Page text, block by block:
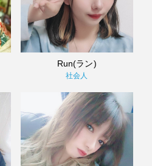
Run(ラン)
社会人